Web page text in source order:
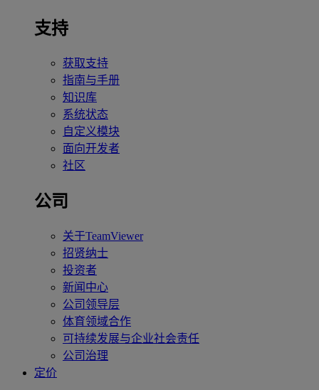
支持
获取支持
指南与手册
知识库
系统状态
自定义模块
面向开发者
社区
公司
关于TeamViewer
招贤纳士
投资者
新闻中心
公司领导层
体育领域合作
可持续发展与企业社会责任
公司治理
定价